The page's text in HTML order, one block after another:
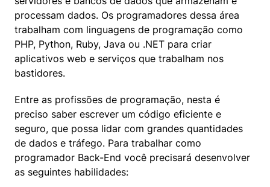
processam dados. Os programadores dessa área
trabalham com linguagens de programação como
PHP, Python, Ruby, Java ou .NET para criar
aplicativos web e serviços que trabalham nos
bastidores.
Entre as profissões de programação, nesta é
preciso saber escrever um código eficiente e
seguro, que possa lidar com grandes quantidades
de dados e tráfego. Para trabalhar como
programador Back-End você precisará desenvolver
as seguintes habilidades: